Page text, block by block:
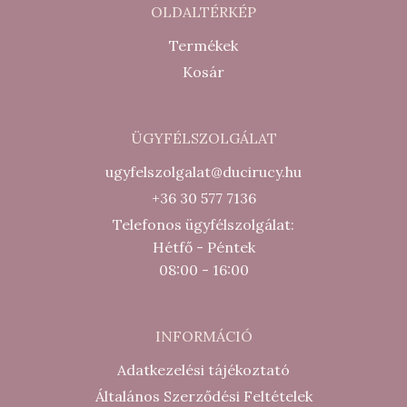
OLDALTÉRKÉP
Termékek
Kosár
ÜGYFÉLSZOLGÁLAT
ugyfelszolgalat@ducirucy.hu
+36 30 577 7136
Telefonos ügyfélszolgálat:
Hétfő - Péntek
08:00 - 16:00
INFORMÁCIÓ
Adatkezelési tájékoztató
Általános Szerződési Feltételek